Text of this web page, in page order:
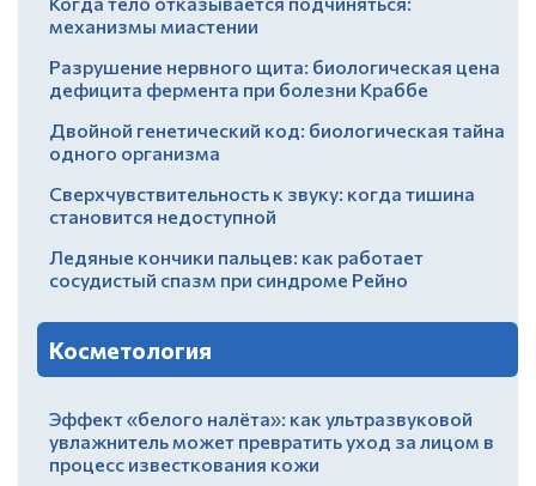
механизмы миастении
Разрушение нервного щита: биологическая цена
дефицита фермента при болезни Краббе
Двойной генетический код: биологическая тайна
одного организма
Сверхчувствительность к звуку: когда тишина
становится недоступной
Ледяные кончики пальцев: как работает
сосудистый спазм при синдроме Рейно
Косметология
Эффект «белого налёта»: как ультразвуковой
увлажнитель может превратить уход за лицом в
процесс известкования кожи